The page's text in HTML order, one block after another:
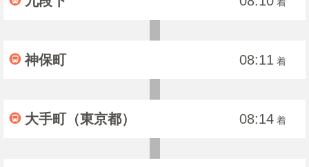
神保町 08:11 着
大手町（東京都） 08:14 着